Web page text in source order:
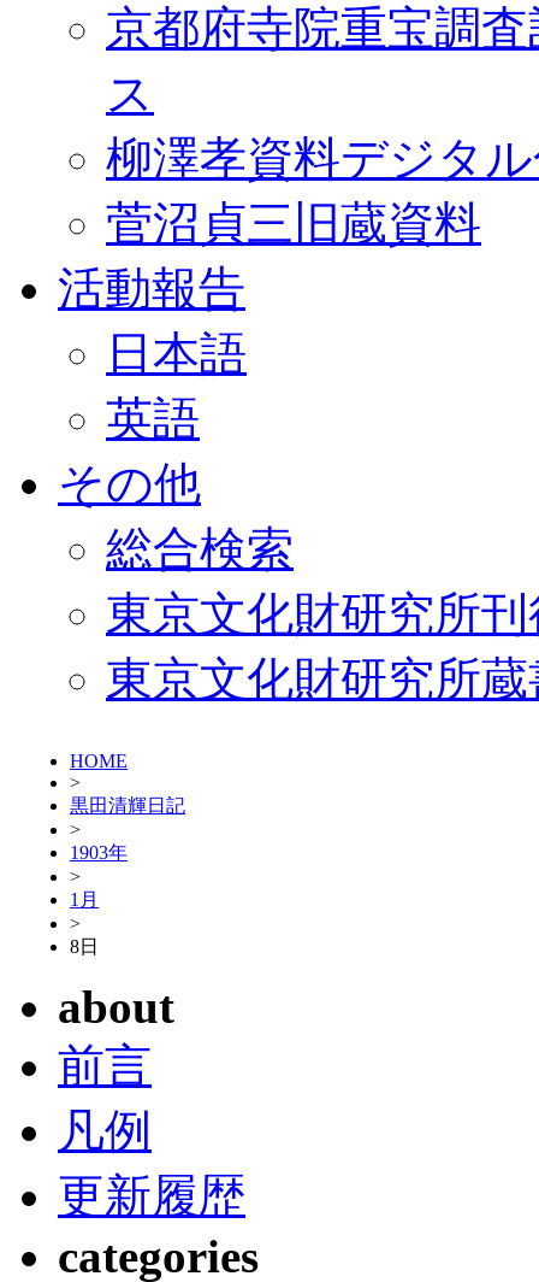
京都府寺院重宝調
ス
柳澤孝資料デジタ
菅沼貞三旧蔵資料
活動報告
日本語
英語
その他
総合検索
東京文化財研究所
東京文化財研究所
HOME
>
黒田清輝日記
>
1903年
>
1月
>
8日
about
前言
凡例
更新履歴
categories